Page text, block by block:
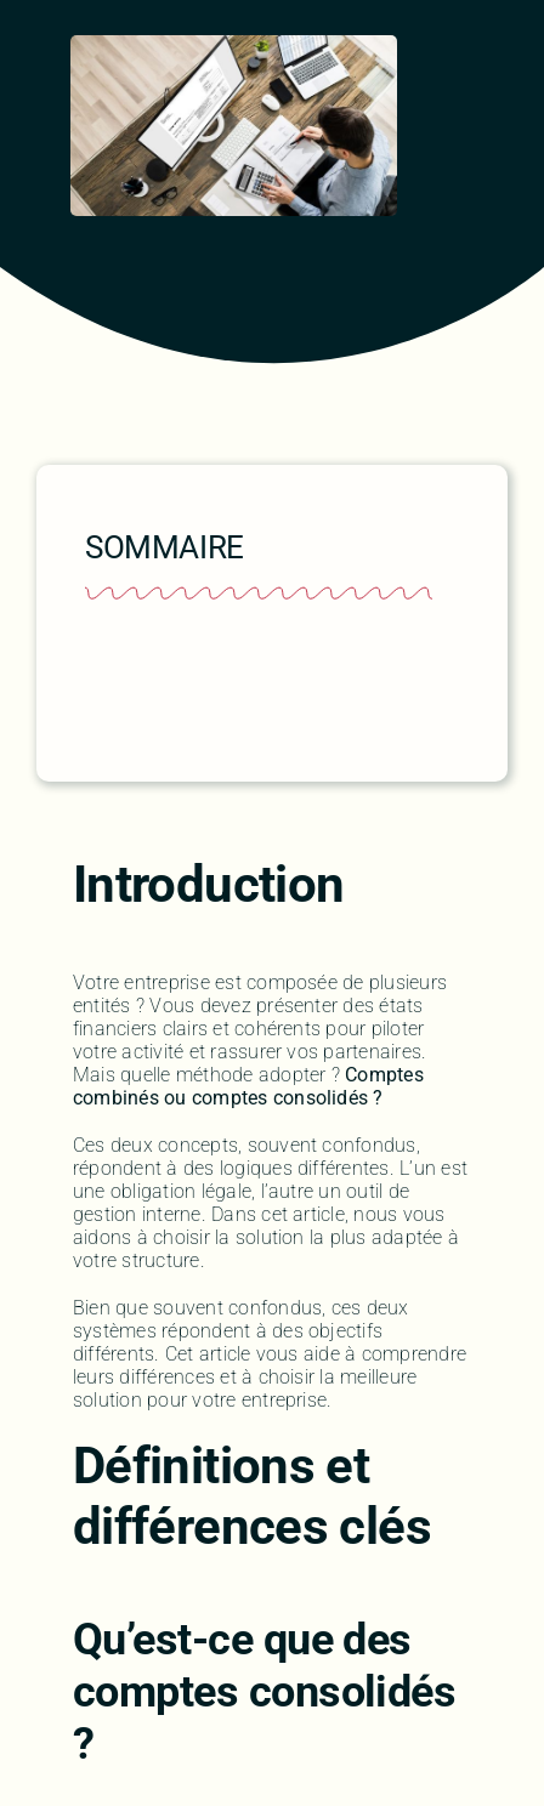
SOMMAIRE
Introduction
Votre entreprise est composée de plusieurs
entités ? Vous devez présenter des états
financiers clairs et cohérents pour piloter
votre activité et rassurer vos partenaires.
Mais quelle méthode adopter ? Comptes
combinés ou comptes consolidés ?
Ces deux concepts, souvent confondus,
répondent à des logiques différentes. L’un est
une obligation légale, l’autre un outil de
gestion interne. Dans cet article, nous vous
aidons à choisir la solution la plus adaptée à
votre structure.
Bien que souvent confondus, ces deux
systèmes répondent à des objectifs
différents. Cet article vous aide à comprendre
leurs différences et à choisir la meilleure
solution pour votre entreprise.
Définitions et
différences clés
Qu’est-ce que des
comptes consolidés
?